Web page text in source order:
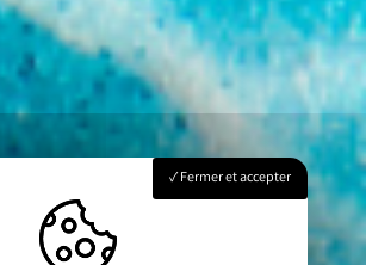
Fermer et accepter